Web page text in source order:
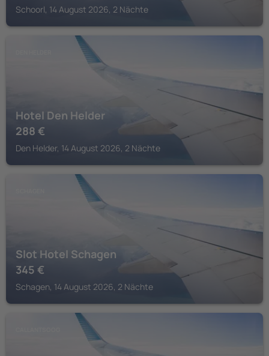
Schoorl, 14 August 2026, 2 Nächte
Hotel Den Helder
288 €
Den Helder, 14 August 2026, 2 Nächte
Slot Hotel Schagen
345 €
Schagen, 14 August 2026, 2 Nächte